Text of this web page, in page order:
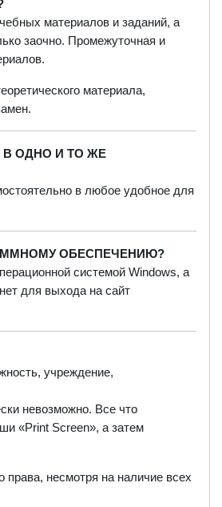
материалов и заданий, а
заочно. Промежуточная и
материала,
ОДНО И ТО ЖЕ
в любое удобное для
ОБЕСПЕЧЕНИЮ?
системой Windows, а
для выхода на сайт
учреждение,
невозможно. Все что
«Print Screen», а затем
несмотря на наличие всех